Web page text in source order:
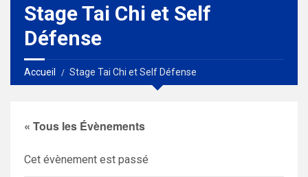
Stage Tai Chi et Self
Défense
Accueil Stage Tai Chi et Self Défense
« Tous les Évènements
Cet évènement est passé